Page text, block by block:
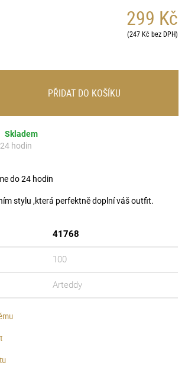
299 Kč
(247 Kč bez DPH)
Skladem
hodin
PŘIDAT DO KOŠÍKU
do 24 hodin
stylu ,která perfektně doplní váš outfit.
41768
100
Arteddy